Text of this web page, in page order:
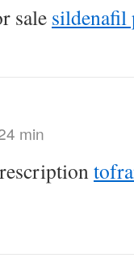
sale sildenafil
min